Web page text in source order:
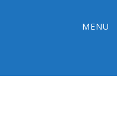
MENU